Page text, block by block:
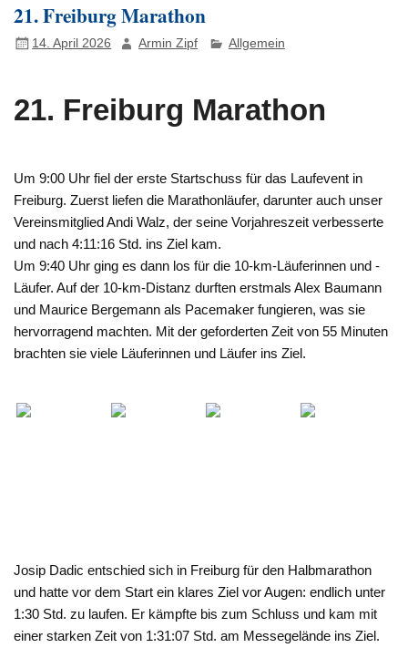
21. Freiburg Marathon
14. April 2026 Armin Zipf Allgemein
21. Freiburg Marathon
Um 9:00 Uhr fiel der erste Startschuss für das Laufevent in
Freiburg. Zuerst liefen die Marathonläufer, darunter auch unser
Vereinsmitglied Andi Walz, der seine Vorjahreszeit verbesserte
und nach 4:11:16 Std. ins Ziel kam.
Um 9:40 Uhr ging es dann los für die 10-km-Läuferinnen und -
Läufer. Auf der 10-km-Distanz durften erstmals Alex Baumann
und Maurice Bergemann als Pacemaker fungieren, was sie
hervorragend machten. Mit der geforderten Zeit von 55 Minuten
brachten sie viele Läuferinnen und Läufer ins Ziel.
Josip Dadic entschied sich in Freiburg für den Halbmarathon
und hatte vor dem Start ein klares Ziel vor Augen: endlich unter
1:30 Std. zu laufen. Er kämpfte bis zum Schluss und kam mit
einer starken Zeit von 1:31:07 Std. am Messegelände ins Ziel.